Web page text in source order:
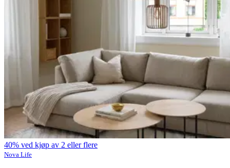
40% ved kjøp av 2 eller flere
Nova Life